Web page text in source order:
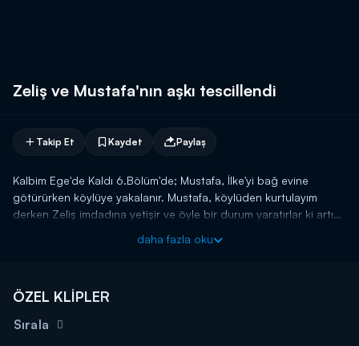
Zeliş ve Mustafa'nın aşkı tescillendi
Takip Et Kaydet Paylaş
Kalbim Ege'de Kaldı 6.Bölüm'de; Mustafa, İlke'yi bağ evine
götürürken köylüye yakalanır. Mustafa, köylüden kurtulayım
derken Zeliş imdadına yetişir ve öyle bir durum yaratırlar ki artık
daha fazla oku
ÖZEL KLİPLER
Sırala